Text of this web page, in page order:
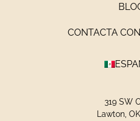
CONTACTA
319 SW
Lawton,